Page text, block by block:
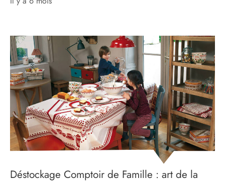
Déstockage Comptoir de Famille : art de la